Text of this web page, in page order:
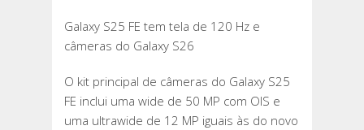
Galaxy S25 FE tem tela de 120 Hz e
câmeras do Galaxy S26
O kit principal de câmeras do Galaxy S25
FE inclui uma wide de 50 MP com OIS e
uma ultrawide de 12 MP iguais às do novo